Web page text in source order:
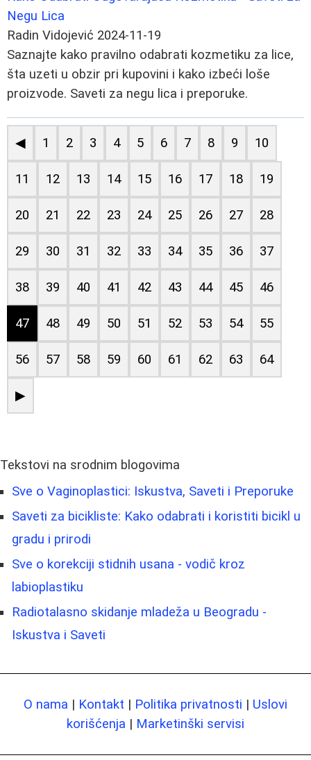
Negu Lica
Radin Vidojević 2024-11-19
Saznajte kako pravilno odabrati kozmetiku za lice,
šta uzeti u obzir pri kupovini i kako izbeći loše
proizvode. Saveti za negu lica i preporuke.
◀ 1 2 3 4 5 6 7 8 9 10
11 12 13 14 15 16 17 18 19
20 21 22 23 24 25 26 27 28
29 30 31 32 33 34 35 36 37
38 39 40 41 42 43 44 45 46
47 48 49 50 51 52 53 54 55
56 57 58 59 60 61 62 63 64
▶
Tekstovi na srodnim blogovima
Sve o Vaginoplastici: Iskustva, Saveti i Preporuke
Saveti za bicikliste: Kako odabrati i koristiti bicikl u
gradu i prirodi
Sve o korekciji stidnih usana - vodič kroz
labioplastiku
Radiotalasno skidanje mladeža u Beogradu -
Iskustva i Saveti
O nama | Kontakt | Politika privatnosti | Uslovi
korišćenja | Marketinški servisi